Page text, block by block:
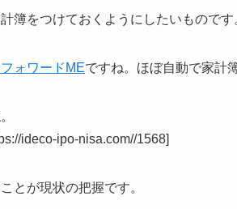
簿をつけておくようにしたいものです
ォワードMEですね。ほぼ自動で家計
ideco-ipo-nisa.com//1568]
とが現状の把握です。